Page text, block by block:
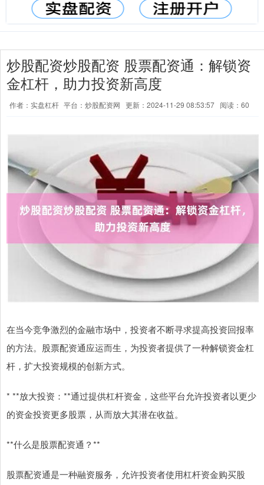
炒股配资炒股配资 股票配资通：解锁资
金杠杆，助力投资新高度
作者：实盘杠杆 平台：炒股配资网 更新：2024-11-29 08:53:57 阅读：60
在当今竞争激烈的金融市场中，投资者不断寻求提高投资回报率
的方法。股票配资通应运而生，为投资者提供了一种解锁资金杠
杆，扩大投资规模的创新方式。
* **放大投资：**通过提供杠杆资金，这些平台允许投资者以更少
的资金投资更多股票，从而放大其潜在收益。
**什么是股票配资通？**
股票配资通是一种融资服务，允许投资者使用杠杆资金购买股